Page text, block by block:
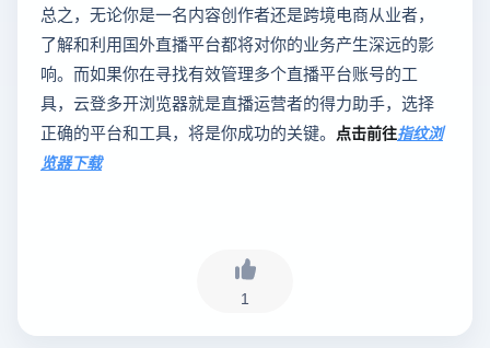
总之，无论你是一名内容创作者还是跨境电商从业者，
了解和利用国外直播平台都将对你的业务产生深远的影
响。而如果你在寻找有效管理多个直播平台账号的工
具，云登多开浏览器就是直播运营者的得力助手，选择
正确的平台和工具，将是你成功的关键。 点击前往指纹浏
览器下载
1